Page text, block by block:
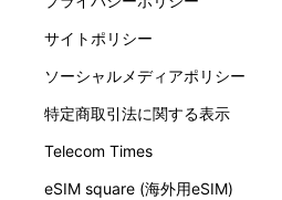
サイトポリシー
ソーシャルメディアポリシー
特定商取引法に関する表示
Telecom Times
eSIM square (海外用eSIM)